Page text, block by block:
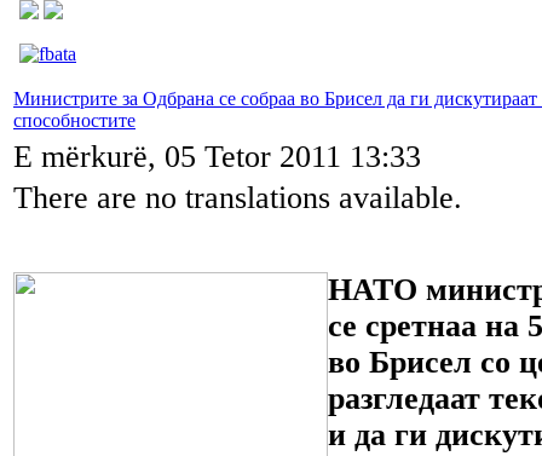
Министрите за Одбрана се собраа во Брисел да ги
способностите
E mërkurë, 05 Tetor 2011 13:33
There are no translations available.
НАТО
се сретнаа
во Брисел со
разгледаат
и да ги